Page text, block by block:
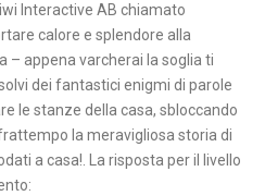
Interactive AB chiamato
calore e splendore alla
– appena varcherai la soglia ti
dei fantastici enigmi di parole
le stanze della casa, sbloccando
la meravigliosa storia di
a casa!. La risposta per il livello